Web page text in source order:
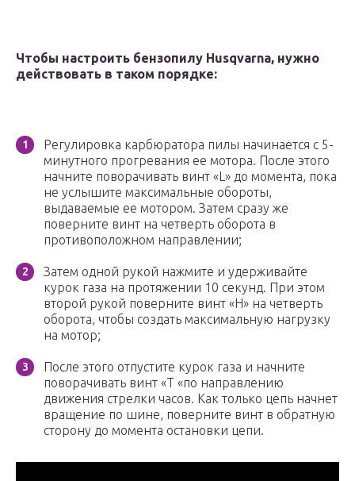
Чтобы настроить бензопилу Husqvarna, нужно
действовать в таком порядке:
Регулировка карбюратора пилы начинается с 5-
минутного прогревания ее мотора. После этого
начните поворачивать винт «L» до момента, пока
не услышите максимальные обороты,
выдаваемые ее мотором. Затем сразу же
поверните винт на четверть оборота в
противоположном направлении;
Затем одной рукой нажмите и удерживайте
курок газа на протяжении 10 секунд. При этом
второй рукой поверните винт «H» на четверть
оборота, чтобы создать максимальную нагрузку
на мотор;
После этого отпустите курок газа и начните
поворачивать винт «T «по направлению
движения стрелки часов. Как только цепь начнет
вращение по шине, поверните винт в обратную
сторону до момента остановки цепи.